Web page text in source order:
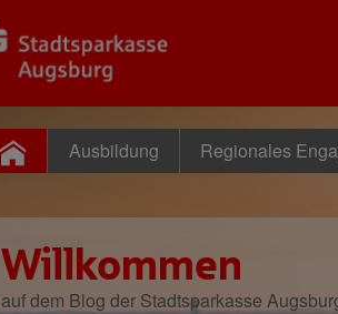
Ausbildung Regionales
Willkommen
auf dem Blog der Stadtsparkasse